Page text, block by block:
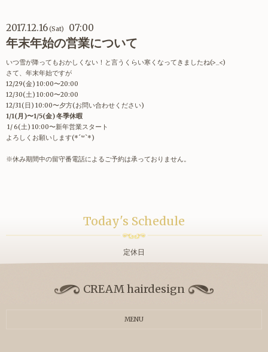
2017.12.16(Sat) 07:00
年末年始の営業について
いつ雪が降ってもおかしくない！と言うくらい寒くなってきましたね(>_<)
さて、年末年始ですが
12/29(金) 10:00〜20:00
12/30(土) 10:00〜20:00
12/31(日) 10:00〜夕方(お問い合わせください)
1/1(月)〜1/5(金)冬季休暇
1/ 6(土) 10:00〜新年営業スタート
よろしくお願いします(*´꒳`*)
※休み期間中の留守番電話によるご予約は承っておりません。
Today's Schedule
定休日
CREAM hairdesign
MENU